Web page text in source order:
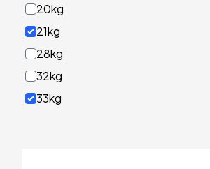
20kg
21kg
28kg
32kg
33kg